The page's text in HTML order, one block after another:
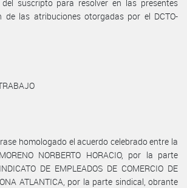
suscripto para resolver en las presentes
de las atribuciones otorgadas por el DCTO-
homologado el acuerdo celebrado entre la
NORBERTO HORACIO, por la parte
DE EMPLEADOS DE COMERCIO DE
ATLANTICA, por la parte sindical, obrante